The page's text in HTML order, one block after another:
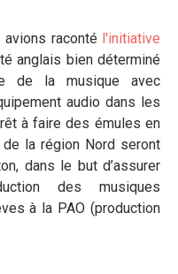
raconté l'initiative
anglais bien déterminé
de la musique avec
audio dans les
à faire des émules en
la région Nord seront
dans le but d’assurer
des musiques
à la PAO (production